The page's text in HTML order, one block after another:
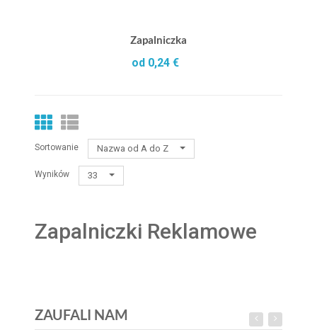
Zapalniczka
od 0,24 €
Sortowanie Nazwa od A do Z
Wyników 33
Zapalniczki Reklamowe
ZAUFALI NAM